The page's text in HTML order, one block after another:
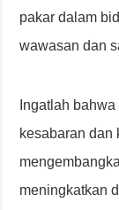
pakar dalam
wawasan dan
Ingatlah
kesabaran dan
meningkatkan